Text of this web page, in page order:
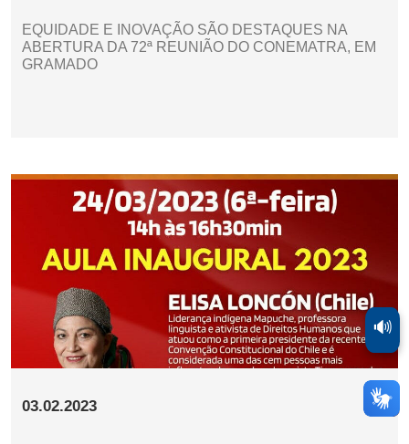
EQUIDADE E INOVAÇÃO SÃO DESTAQUES NA
ABERTURA DA 72ª REUNIÃO DO CONEMATRA, EM
GRAMADO
03.02.2023
🔊